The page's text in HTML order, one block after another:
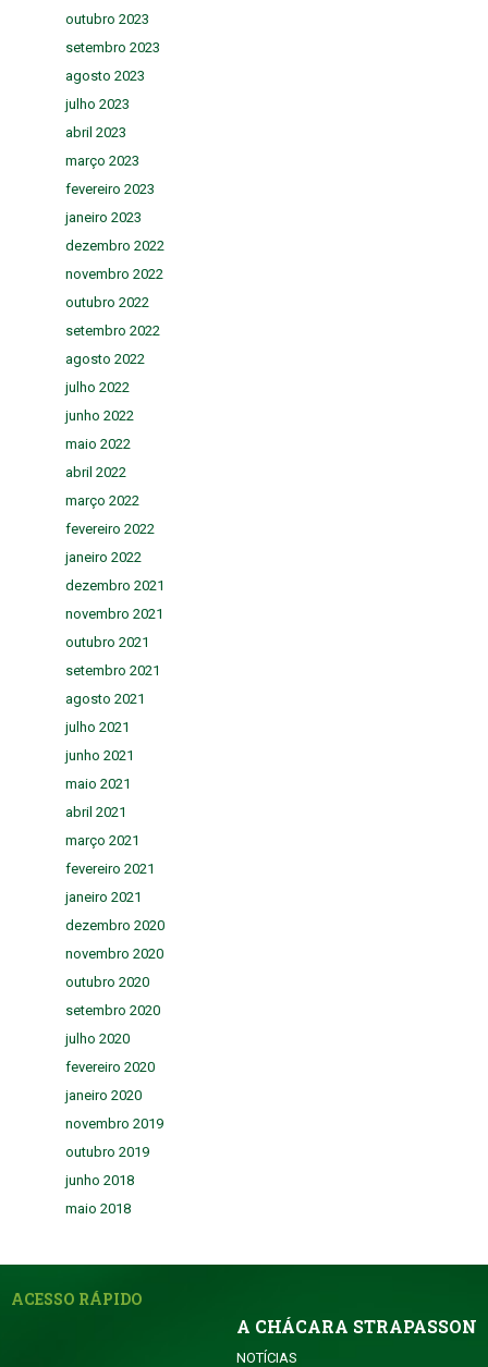
outubro 2023
setembro 2023
agosto 2023
julho 2023
abril 2023
março 2023
fevereiro 2023
janeiro 2023
dezembro 2022
novembro 2022
outubro 2022
setembro 2022
agosto 2022
julho 2022
junho 2022
maio 2022
abril 2022
março 2022
fevereiro 2022
janeiro 2022
dezembro 2021
novembro 2021
outubro 2021
setembro 2021
agosto 2021
julho 2021
junho 2021
maio 2021
abril 2021
março 2021
fevereiro 2021
janeiro 2021
dezembro 2020
novembro 2020
outubro 2020
setembro 2020
julho 2020
fevereiro 2020
janeiro 2020
novembro 2019
outubro 2019
junho 2018
maio 2018
ACESSO RÁPIDO
A CHÁCARA STRAPASSON
NOTÍCIAS